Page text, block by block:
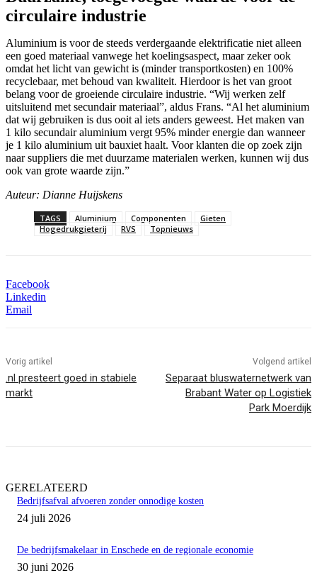
circulaire industrie
Aluminium is voor de steeds verdergaande elektrificatie niet alleen
een goed materiaal vanwege het koelingsaspect, maar zeker ook
omdat het licht van gewicht is (minder transportkosten) en 100%
recyclebaar, met behoud van kwaliteit. Hierdoor is het van groot
belang voor de groeiende circulaire industrie. “Wij werken zelf
uitsluitend met secundair materiaal”, aldus Frans. “Al het aluminium
dat wij gebruiken is dus ooit al iets anders geweest. Het maken van
1 kilo secundair aluminium vergt 95% minder energie dan wanneer
je 1 kilo aluminium uit bauxiet haalt. Voor klanten die op zoek zijn
naar suppliers die met duurzame materialen werken, kunnen wij dus
ook van grote waarde zijn.”
Auteur: Dianne Huijskens
TAGS Aluminium Componenten
Gieten
Hogedrukgieterij
RVS Topnieuws
Facebook
Linkedin
Email
Vorig artikel
.nl presteert goed in stabiele
markt
Volgend artikel
Separaat bluswaternetwerk van
Brabant Water op Logistiek
Park Moerdijk
GERELATEERD
Bedrijfsafval afvoeren zonder onnodige kosten
24 juli 2026
De bedrijfsmakelaar in Enschede en de regionale economie
30 juni 2026